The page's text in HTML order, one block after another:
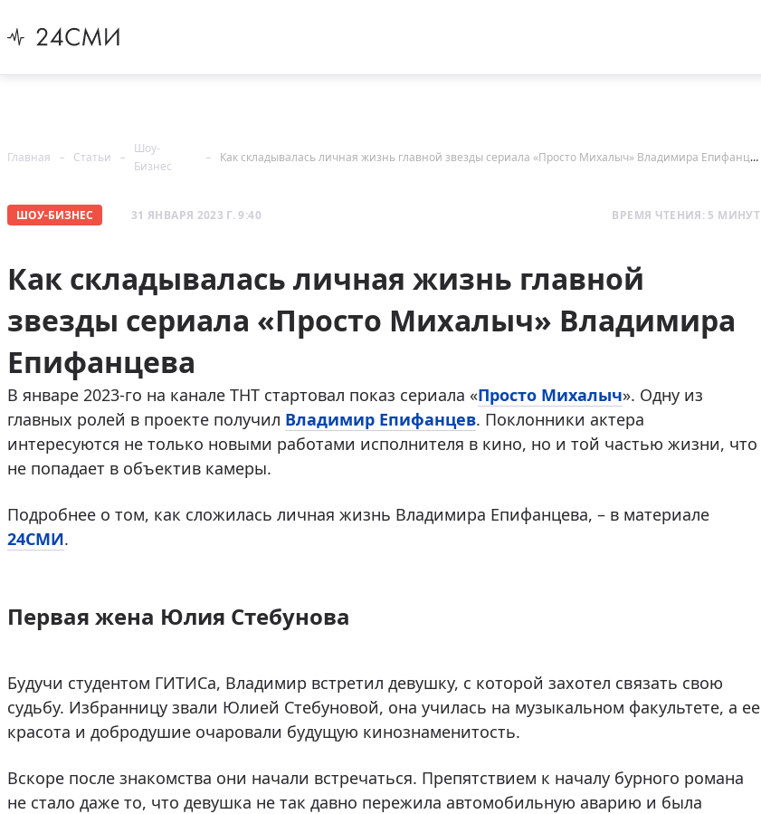
Главная Статьи
Шоу-
Бизнес
Как складывалась личная жизнь главной звезды сериала «Просто Михалыч» Владимира Епифанцева
ШОУ-БИЗНЕС 31 ЯНВАРЯ 2023 Г. 9:40 ВРЕМЯ ЧТЕНИЯ: 5 МИНУТ
Как складывалась личная жизнь главной
звезды сериала «Просто Михалыч» Владимира
Епифанцева
В январе 2023-го на канале ТНТ стартовал показ сериала «Просто Михалыч». Одну из
главных ролей в проекте получил Владимир Епифанцев. Поклонники актера
интересуются не только новыми работами исполнителя в кино, но и той частью жизни, что
не попадает в объектив камеры.
Подробнее о том, как сложилась личная жизнь Владимира Епифанцева, – в материале
24СМИ.
Первая жена Юлия Стебунова
Будучи студентом ГИТИСа, Владимир встретил девушку, с которой захотел связать свою
судьбу. Избранницу звали Юлией Стебуновой, она училась на музыкальном факультете, а ее
красота и добродушие очаровали будущую кинознаменитость.
Вскоре после знакомства они начали встречаться. Препятствием к началу бурного романа
не стало даже то, что девушка не так давно пережила автомобильную аварию и была